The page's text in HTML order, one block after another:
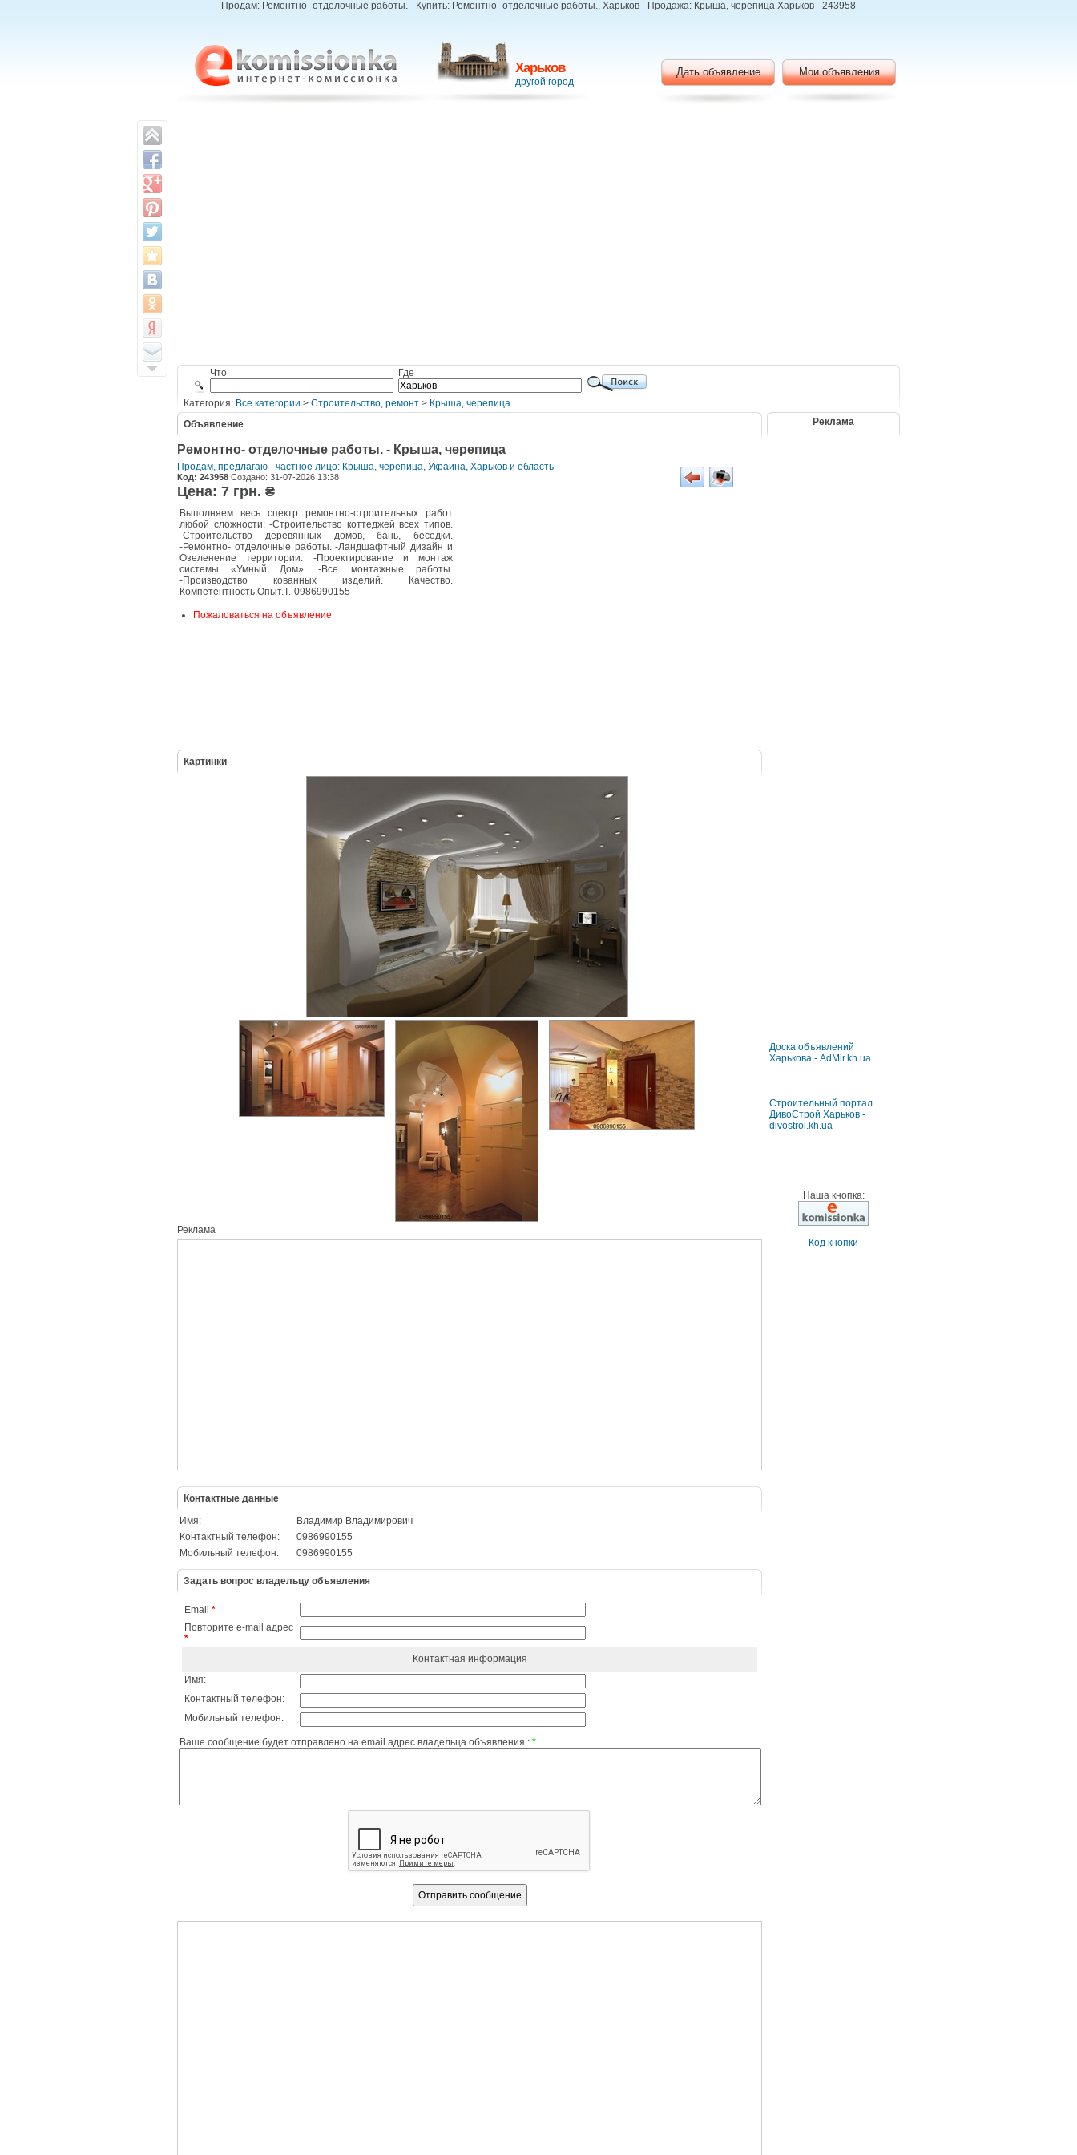
Продам: Ремонтно- отделочные работы. - Купить: Ремонтно- отделочные работы., Харьков - Продажа: Крыша, черепица Харьков - 243958
Харьков
другой город
Дать объявление Мои объявления
Что Где
Категория: Все категории > Строительство, ремонт > Крыша, черепица
Объявление
Ремонтно- отделочные работы. - Крыша, черепица
Продам, предлагаю - частное лицо: Крыша, черепица, Украина, Харьков и область
Код: 243958 Создано: 31-07-2026 13:38
Цена: 7 грн. ₴
Выполняем весь спектр ремонтно-строительных работ
любой сложности: -Строительство коттеджей всех типов.
-Строительство деревянных домов, бань, беседки.
-Ремонтно- отделочные работы. -Ландшафтный дизайн и
Озеленение территории. -Проектирование и монтаж
системы «Умный Дом». -Все монтажные работы.
-Производство кованных изделий. Качество.
Компетентность.Опыт.Т.-0986990155
Пожаловаться на объявление
Картинки
Реклама
Контактные данные
Имя:
Владимир Владимирович
Контактный телефон:
0986990155
Мобильный телефон:
0986990155
Задать вопрос владельцу объявления
Email *
Повторите e-mail адрес
*
Контактная информация
Имя:
Контактный телефон:
Мобильный телефон:
Ваше сообщение будет отправлено на email адрес владельца объявления.: *
Реклама
Доска объявлений
Харькова - AdMir.kh.ua
Строительный портал
ДивоСтрой Харьков -
divostroi.kh.ua
Наша кнопка:
Код кнопки